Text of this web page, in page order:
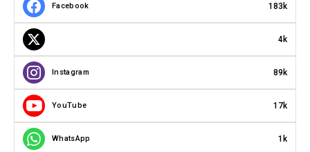
Facebook 183k
4k
Instagram 89k
YouTube 17k
WhatsApp 1k